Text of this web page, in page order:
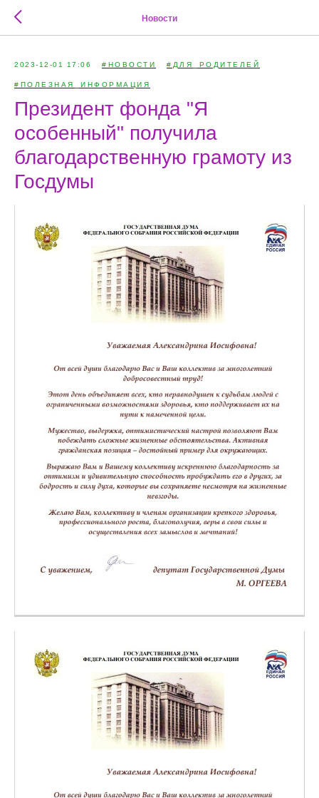
Новости
2023-12-01 17:06 #НОВОСТИ #ДЛЯ_РОДИТЕЛЕЙ
#ПОЛЕЗНАЯ_ИНФОРМАЦИЯ
Президент фонда "Я
особенный" получила
благодарственную грамоту из
Госдумы